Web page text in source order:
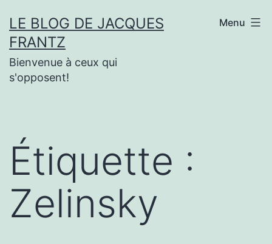
au
contenu
LE BLOG DE JACQUES
FRANTZ
Bienvenue à ceux qui
s'opposent!
Menu
Étiquette :
Zelinsky